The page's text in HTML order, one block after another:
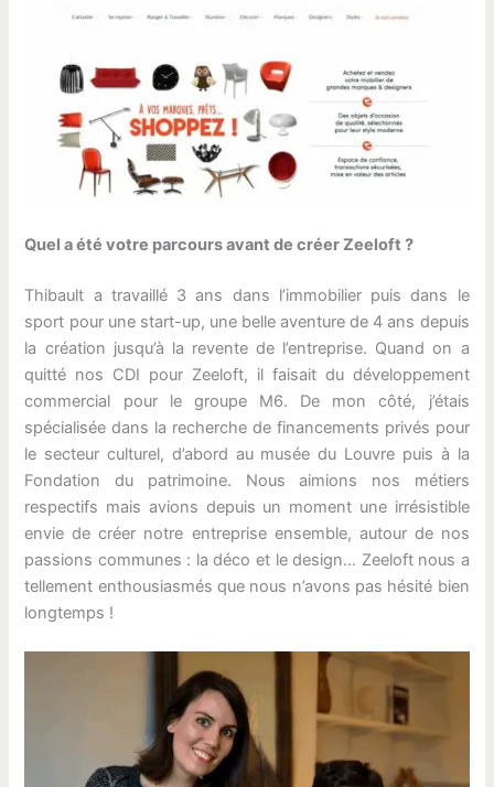
Quel a été votre parcours avant de créer Zeeloft ?
Thibault a travaillé 3 ans dans l’immobilier puis dans le
sport pour une start-up, une belle aventure de 4 ans depuis
la création jusqu’à la revente de l’entreprise. Quand on a
quitté nos CDI pour Zeeloft, il faisait du développement
commercial pour le groupe M6. De mon côté, j’étais
spécialisée dans la recherche de financements privés pour
le secteur culturel, d’abord au musée du Louvre puis à la
Fondation du patrimoine. Nous aimions nos métiers
respectifs mais avions depuis un moment une irrésistible
envie de créer notre entreprise ensemble, autour de nos
passions communes : la déco et le design… Zeeloft nous a
tellement enthousiasmés que nous n’avons pas hésité bien
longtemps !